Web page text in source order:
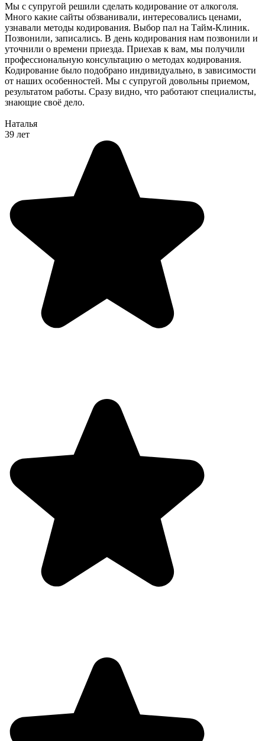
Мы с супругой решили сделать кодирование от алкоголя.
Много какие сайты обзванивали, интересовались ценами,
узнавали методы кодирования. Выбор пал на Тайм-Клиник.
Позвонили, записались. В день кодирования нам позвонили и
уточнили о времени приезда. Приехав к вам, мы получили
профессиональную консультацию о методах кодирования.
Кодирование было подобрано индивидуально, в зависимости
от наших особенностей. Мы с супругой довольны приемом,
результатом работы. Сразу видно, что работают специалисты,
знающие своё дело.
Наталья
39 лет